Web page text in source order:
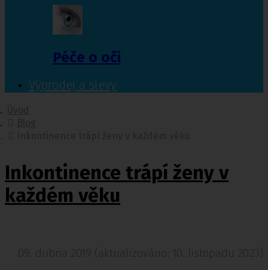
Péče o oči
Výprodej a slevy
Inkontinence trápí ženy v
každém věku
09. dubna 2019 (aktualizováno: 10. listopadu 2023)